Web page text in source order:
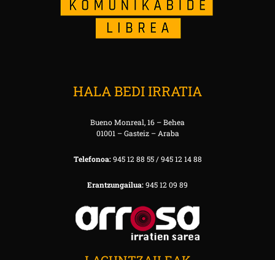
HALA BEDI IRRATIA
Bueno Monreal, 16 – Behea
01001 – Gasteiz – Araba
Telefonoa:945 12 88 55 / 945 12 14 88
Erantzungailua:945 12 09 89